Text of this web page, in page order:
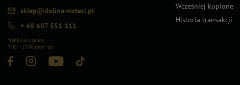
sklep@dolina-noteci.pl
+ 48 607 551 111
*Infolinia czynna
7:00 – 17:00 (pon–pt)
Wcześniej kupione
Historia transakcji